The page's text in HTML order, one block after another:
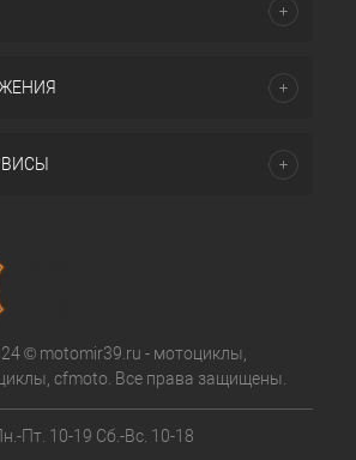
© motomir39.ru - мотоциклы,
cfmoto. Все права защищены.
Пт. 10-19 Сб.-Вс. 10-18